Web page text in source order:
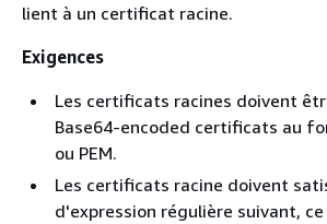
lient à un certificat racine.
Exigences
Les certificats racines doivent
Base64-encoded certificats au
ou PEM.
Les certificats racine doivent
d'expression régulière suivant,